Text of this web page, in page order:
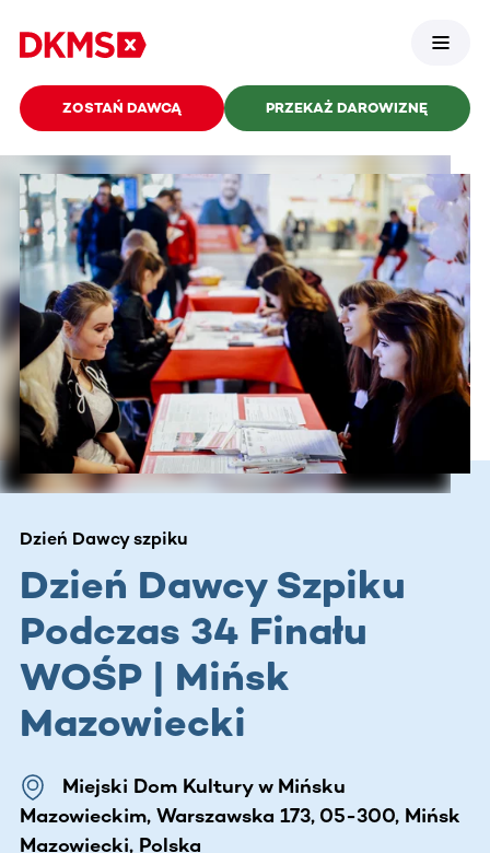
ZOSTAŃ DAWCĄ PRZEKAŻ DAROWIZNĘ
Dzień Dawcy szpiku
Dzień Dawcy Szpiku
Podczas 34 Finału
WOŚP | Mińsk
Mazowiecki
Miejski Dom Kultury w Mińsku
Mazowieckim, Warszawska 173, 05-300, Mińsk
Mazowiecki, Polska